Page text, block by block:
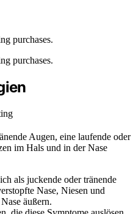
purchases.
purchases.
Augen, eine laufende oder
im Hals und in der Nase
als juckende oder tränende
Nase, Niesen und
äußern.